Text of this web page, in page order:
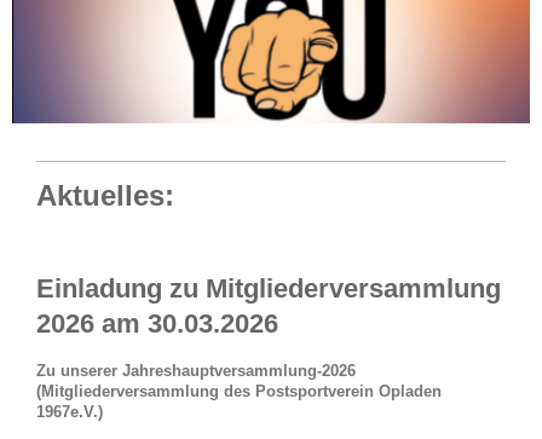
Aktuelles:
Einladung zu Mitgliederversammlung
2026 am 30.03.2026
Zu unserer Jahreshauptversammlung-2026
(Mitgliederversammlung des Postsportverein Opladen
1967e.V.)